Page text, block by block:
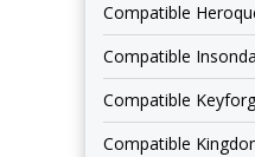
Compatible
Compatible
Compatible
Compatible